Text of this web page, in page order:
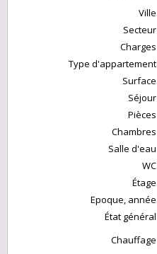
Ville
Secteur
Charges
Type d'appartement
Surface
Séjour
Pièces
Chambres
Salle d'eau
WC
Étage
Epoque, année
État général
Chauffage